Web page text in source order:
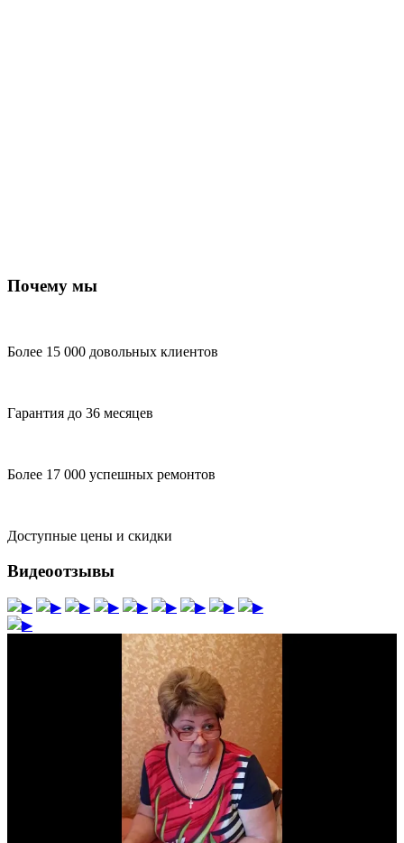
Почему мы
Более 15 000 довольных клиентов
Гарантия до 36 месяцев
Более 17 000 успешных ремонтов
Доступные цены и скидки
Видеоотзывы
▶ ▶ ▶ ▶ ▶ ▶ ▶ ▶
▶
▶